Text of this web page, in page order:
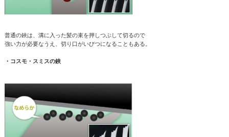
普通の鋏は、溝に入った髪の束を押しつぶして切るので
強い力が必要なうえ、切り口がいびつになることもある。
・コスモ・スミスの鋏